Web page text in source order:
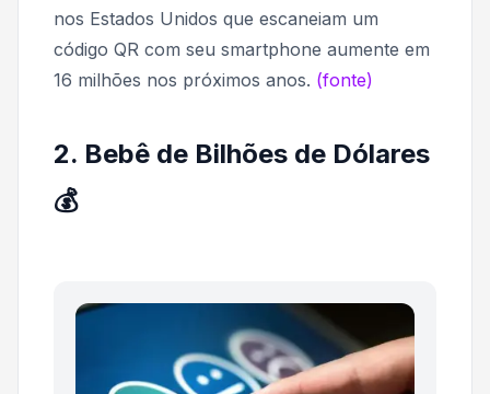
nos Estados Unidos que escaneiam um
código QR com seu smartphone aumente em
16 milhões nos próximos anos. (fonte)
2. Bebê de Bilhões de Dólares
💰